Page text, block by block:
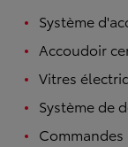
Système
Accoudoir
Vitres
Système de